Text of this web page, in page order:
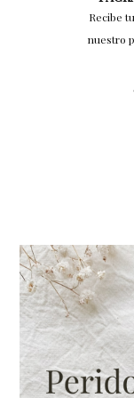
Recibe
nuestro